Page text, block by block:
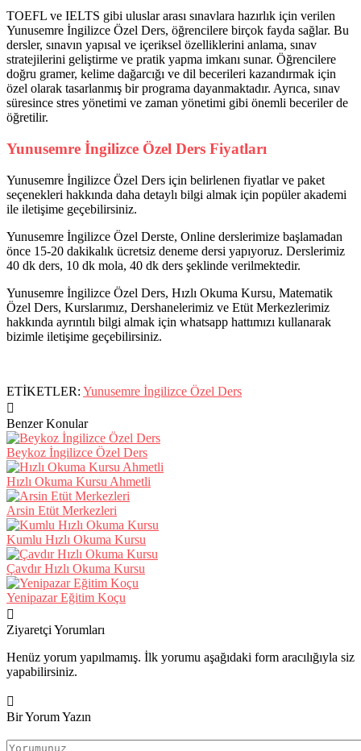
TOEFL ve IELTS gibi uluslar arası sınavlara hazırlık için verilen
Yunusemre İngilizce Özel Ders, öğrencilere birçok fayda sağlar. Bu
dersler, sınavın yapısal ve içeriksel özelliklerini anlama, sınav
stratejilerini geliştirme ve pratik yapma imkanı sunar. Öğrencilere
doğru gramer, kelime dağarcığı ve dil becerileri kazandırmak için
özel olarak tasarlanmış bir programa dayanmaktadır. Ayrıca, sınav
süresince stres yönetimi ve zaman yönetimi gibi önemli beceriler de
öğretilir.
Yunusemre İngilizce Özel Ders Fiyatları
Yunusemre İngilizce Özel Ders için belirlenen fiyatlar ve paket
seçenekleri hakkında daha detaylı bilgi almak için popüler akademi
ile iletişime geçebilirsiniz.
Yunusemre İngilizce Özel Derste, Online derslerimize başlamadan
önce 15-20 dakikalık ücretsiz deneme dersi yapıyoruz. Derslerimiz
40 dk ders, 10 dk mola, 40 dk ders şeklinde verilmektedir.
Yunusemre İngilizce Özel Ders, Hızlı Okuma Kursu, Matematik
Özel Ders, Kurslarımız, Dershanelerimiz ve Etüt Merkezlerimiz
hakkında ayrıntılı bilgi almak için whatsapp hattımızı kullanarak
bizimle iletişime geçebilirsiniz.
ETİKETLER: Yunusemre İngilizce Özel Ders
Benzer Konular
Beykoz İngilizce Özel Ders
Hızlı Okuma Kursu Ahmetli
Arsin Etüt Merkezleri
Kumlu Hızlı Okuma Kursu
Çavdır Hızlı Okuma Kursu
Yenipazar Eğitim Koçu
Ziyaretçi Yorumları
Henüz yorum yapılmamış. İlk yorumu aşağıdaki form aracılığıyla siz
yapabilirsiniz.
Bir Yorum Yazın